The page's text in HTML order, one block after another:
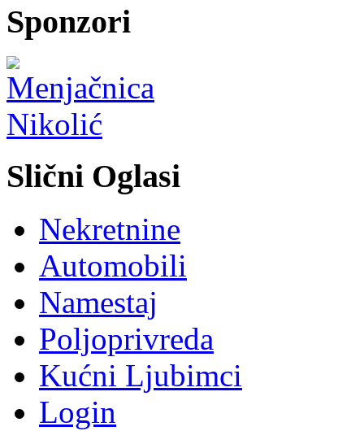
Sponzori
Slični Oglasi
Nekretnine
Automobili
Namestaj
Poljoprivreda
Kućni Ljubimci
Login